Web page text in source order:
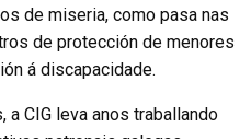
de miseria, como pasa nas
de protección de menores
á discapacidade.
CIG leva anos traballando